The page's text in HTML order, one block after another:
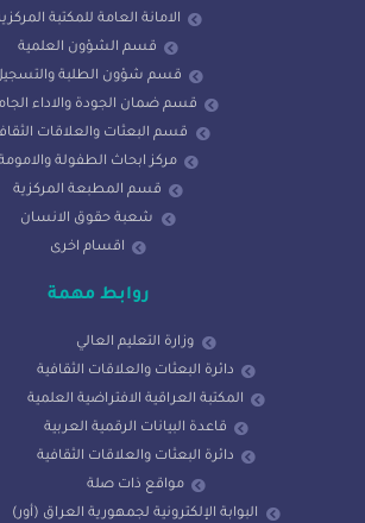
الامانة العامة للمكتبة
قسم الشؤون العلمية
قسم شؤون الطلبة
قسم ضمان الجودة والاداء
قسم البعثات والعلاقات
مركز ابحاث الطفولة
قسم المطبعة المركزية
شعبة حقوق الانسان
اقسام اخرى
روابط مهمة
وزارة التعليم العالي
دائرة البعثات والعلاقات الثقافية
المكتبة العراقية الافتراضية العلمية
قاعدة البيانات الرقمية العربية
دائرة البعثات والعلاقات الثقافية
مواقع ذات صلة
البوابة الإلكترونية لجمهورية العراق (أور)